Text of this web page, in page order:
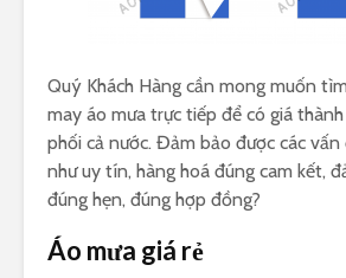
Quý Khách Hàng cần mong muốn
may áo mưa trực tiếp để có giá
phối cả nước. Đảm bảo được các
như uy tín, hàng hoá đúng cam kết,
đúng hẹn, đúng hợp đồng?
Áo mưa giá rẻ